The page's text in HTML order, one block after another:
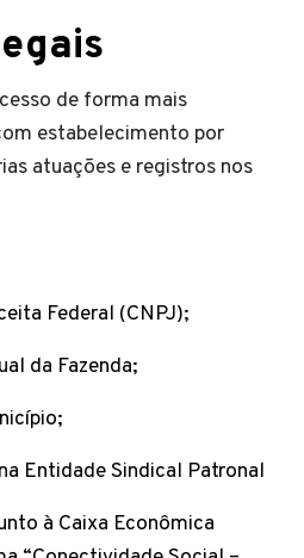
de forma mais
estabelecimento por
atuações e registros nos
Federal (CNPJ);
da Fazenda;
Entidade Sindical Patronal
à Caixa Econômica